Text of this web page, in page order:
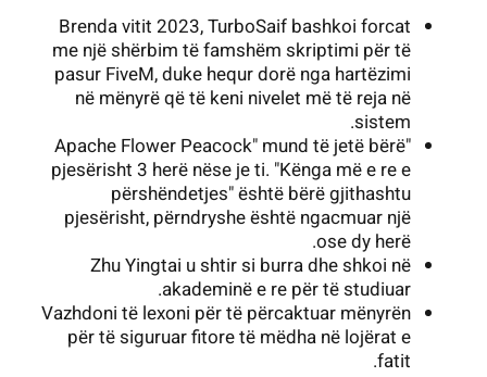
Brenda vitit 2023, TurboSaif bashkoi forcat
me një shërbim të famshëm skriptimi për të
pasur FiveM, duke hequr dorë nga hartëzimi
në mënyrë që të keni nivelet më të reja në
sistem.
"Apache Flower Peacock" mund të jetë bërë
pjesërisht 3 herë nëse je ti. "Kënga më e re e
përshëndetjes" është bërë gjithashtu
pjesërisht, përndryshe është ngacmuar një
ose dy herë.
Zhu Yingtai u shtir si burra dhe shkoi në
akademinë e re për të studiuar.
Vazhdoni të lexoni për të përcaktuar mënyrën
për të siguruar fitore të mëdha në lojërat e
fatit.